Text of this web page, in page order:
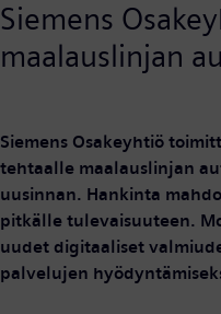
Siemens
maalauslinjan
Siemens Osakeyhtiö
tehtaalle maalauslinjan
uusinnan. Hankinta
pitkälle tulevaisuuteen.
uudet digitaaliset
palvelujen